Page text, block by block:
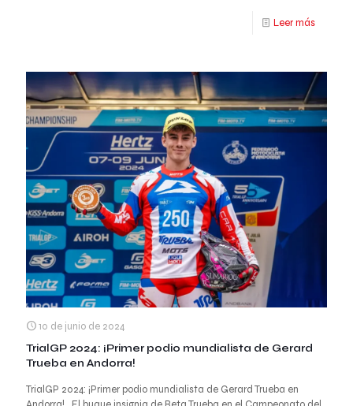
Leer más
10 de junio de 2024
TrialGP 2024: ¡Primer podio mundialista de Gerard
Trueba en Andorra!
TrialGP 2024: ¡Primer podio mundialista de Gerard Trueba en